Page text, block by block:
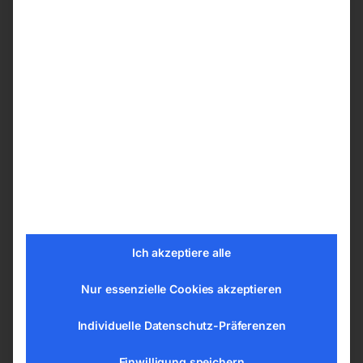
durch Steckbolzen
Ich akzeptiere alle
Nur essenzielle Cookies akzeptieren
Individuelle Datenschutz-Präferenzen